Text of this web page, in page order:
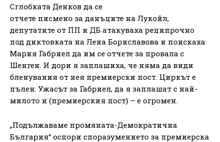
Сглобката Денков да се
отчете писмено за данъците на Лукойл,
депутатите от ПП и ДБ атакуваха реципрочно
под диктовката на Лена Бориславова и поискаха
Мария Габриел да им се отчете за провала с
Шенген. И дори я заплашиха, че няма да види
бленувания от нея премиерски пост. Циркът е
пълен. Ужасът за Габриел, да я заплашат с най-
милото и (премиерския пост) – е огромен.
„Подължаваме промяната-Демократична
България“ оспори споразумението за премиерска